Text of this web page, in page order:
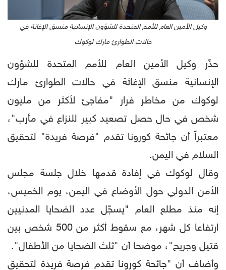
وكيل الأمين العام للأمم المتحدة للشؤون الإنسانية منسق الإغاثة في
حالات الطوارئ مارك لوكوك
حذّر وكيل الأمين العام للأمم المتحدة للشؤون
الإنسانية منسق الإغاثة في حالات الطوارئ مارك
لوكوك من مخاطر فرار "مفاجئ لأكثر من مليون
شخص في حال حصل تصعيد كبير للنزاع في مأرب"،
معتبراً أن جائحة كورونا تقدم "فرصة فريدة" لتحقيق
السلام في اليمن.
وقال لوكوك في إفادة قدمها خلال جلسة مجلس
الأمن الدولي حول الأوضاع في اليمن، يوم الخميس،
إنه منذ مطلع العام "يسجّل عدد الضحايا المدنيين
ارتفاعا كل شهر، مع سقوط أكثر من 500 شخص بين
قتيل وجريح"، موضحا أن "ثلث الضحايا من الأطفال".
وأضاف أن "جائحة كورونا تقدم فرصة فريدة لتحقيق